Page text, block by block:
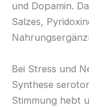
und Dopamin.
Salzes,
Bei Stress und
Synthese
Stimmung hebt